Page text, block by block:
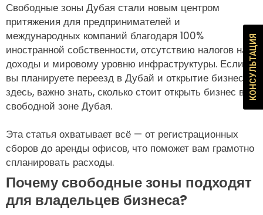
Свободные зоны Дубая стали новым центром
притяжения для предпринимателей и
международных компаний благодаря 100%
иностранной собственности, отсутствию налогов на
доходы и мировому уровню инфраструктуры. Если
вы планируете переезд в Дубай и открытие бизнеса
здесь, важно знать, сколько стоит открыть бизнес в
свободной зоне Дубая.
Эта статья охватывает всё — от регистрационных
сборов до аренды офисов, что поможет вам грамотно
спланировать расходы.
Почему свободные зоны подходят
для владельцев бизнеса?
КОНСУЛЬТАЦИЯ